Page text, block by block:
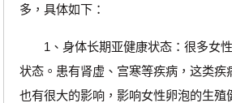
多，具体如下：
1、身体长期亚健康状态：很多女性
状态。患有肾虚、宫寒等疾病，这类疾
也有很大的影响，影响女性卵泡的生殖